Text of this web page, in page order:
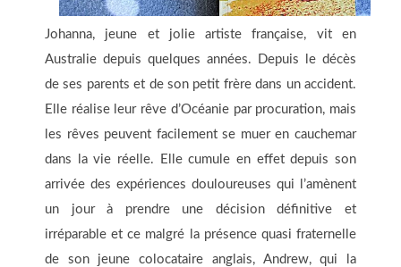
Johanna, jeune et jolie artiste française, vit en
Australie depuis quelques années. Depuis le décès
de ses parents et de son petit frère dans un accident.
Elle réalise leur rêve d’Océanie par procuration, mais
les rêves peuvent facilement se muer en cauchemar
dans la vie réelle. Elle cumule en effet depuis son
arrivée des expériences douloureuses qui l’amènent
un jour à prendre une décision définitive et
irréparable et ce malgré la présence quasi fraternelle
de son jeune colocataire anglais, Andrew, qui la